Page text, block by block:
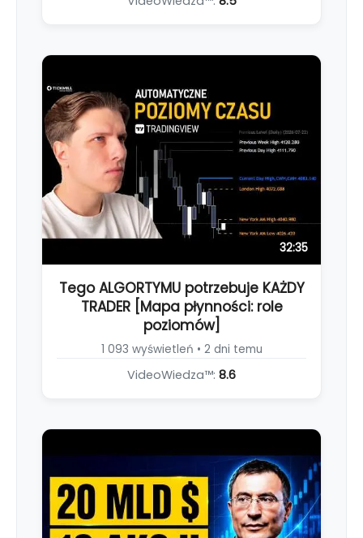
32:35
Tego ALGORTYMU potrzebuje KAŻDY
TRADER [Mapa płynności: role
poziomów]
1 093 wyświetleń • 2 dni temu
VideoWiedza™: 8.6